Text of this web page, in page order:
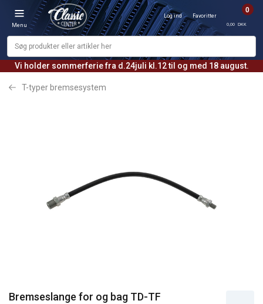
Vi holder sommerferie fra d.24juli kl.12 til og med 18 august.
Menu
Log ind Favoritter
0
0,00 DKK
T-typer bremsesystem
Bremseslange for og bag TD-TF